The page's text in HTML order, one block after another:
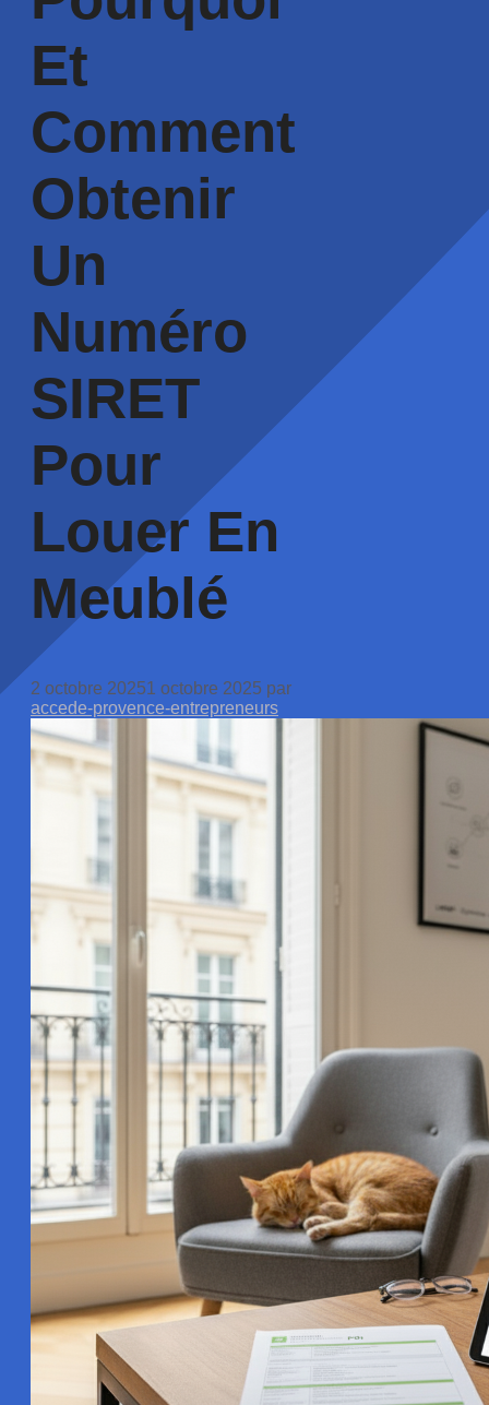
Et
Comment
Obtenir
Un
Numéro
SIRET
Pour
Louer En
Meublé
2 octobre 20251 octobre 2025 par
accede-provence-entrepreneurs